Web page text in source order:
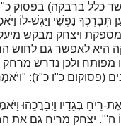
כלל ברבקה) בפסוק
תְּבָרֶכְךָ נַפְשִׁי וַיַּגֶּשׁ-לוֹ
מספקת ויצחק מבקש
היא לאפשר גם לחוש
מפותח ולכן נדרש
(פסוקום כ"ו כ"ז):
אֶת-רֵיחַ בְּגָדָיו וַיְבָרֲכֵהוּ
ה'". יצחק מריח גם את